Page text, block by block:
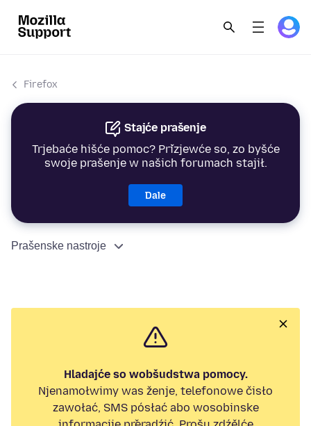
Firefox
Stajće prašenje
Trjebaće hišće pomoc? Přizjewće so, zo byšće
swoje prašenje w našich forumach stajił.
Dale
Prašenske nastroje
Hladajće so wobšudstwa pomocy.
Njenamołwimy was ženje, telefonowe čisło
zawołać, SMS pósłać abo wosobinske